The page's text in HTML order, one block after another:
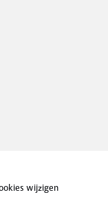
wijzigen